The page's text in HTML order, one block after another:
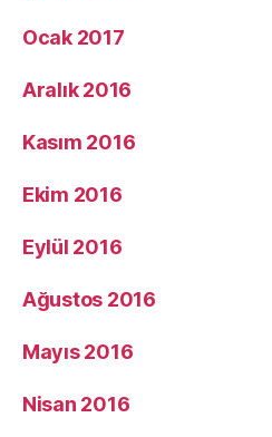
Ocak 2017
Aralık 2016
Kasım 2016
Ekim 2016
Eylül 2016
Ağustos 2016
Mayıs 2016
Nisan 2016